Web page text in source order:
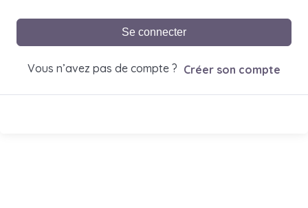
Se connecter
Vous n’avez pas de compte ? Créer son compte